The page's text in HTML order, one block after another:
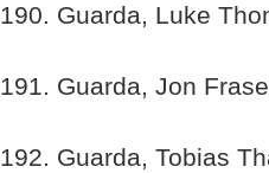
190. Guarda, Luke
191. Guarda, Jon
192. Guarda, Tobias